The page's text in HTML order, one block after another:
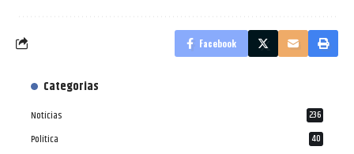
Facebook
Categorias
Notícias 236
Política 40